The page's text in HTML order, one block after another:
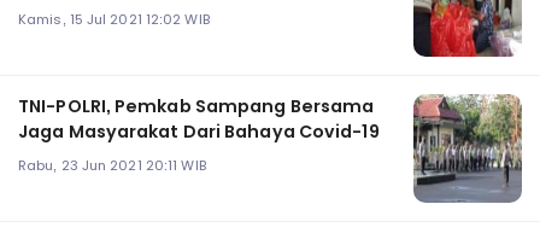
Kamis, 15 Jul 2021 12:02 WIB
TNI-POLRI, Pemkab Sampang Bersama
Jaga Masyarakat Dari Bahaya Covid-19
Rabu, 23 Jun 2021 20:11 WIB